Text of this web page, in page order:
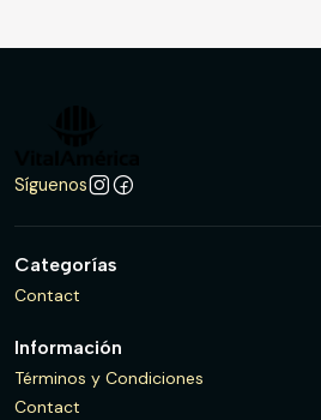
Síguenos
Categorías
Contact
Información
Términos y Condiciones
Contact